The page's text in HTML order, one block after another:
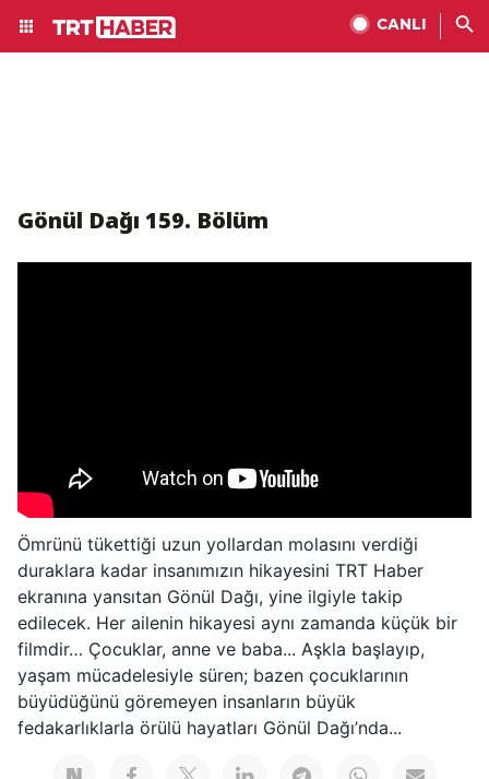
CANLI
Gönül Dağı 159. Bölüm
Ömrünü tükettiği uzun yollardan molasını verdiği
duraklara kadar insanımızın hikayesini TRT Haber
ekranına yansıtan Gönül Dağı, yine ilgiyle takip
edilecek. Her ailenin hikayesi aynı zamanda küçük bir
filmdir… Çocuklar, anne ve baba... Aşkla başlayıp,
yaşam mücadelesiyle süren; bazen çocuklarının
büyüdüğünü göremeyen insanların büyük
fedakarlıklarla örülü hayatları Gönül Dağı’nda...